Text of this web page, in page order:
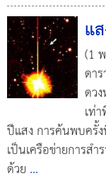
แ
(1
ดา
ดว
เท่
ปีแสง การค้นพบครั้ง
เป็นเครือข่ายการส
ด้วย ...